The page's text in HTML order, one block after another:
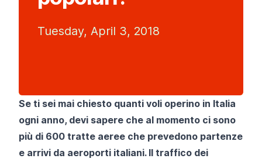
Tuesday, April 3, 2018
Se ti sei mai chiesto quanti voli operino in Italia
ogni anno, devi sapere che al momento ci sono
più di 600 tratte aeree che prevedono partenze
e arrivi da aeroporti italiani. Il traffico dei